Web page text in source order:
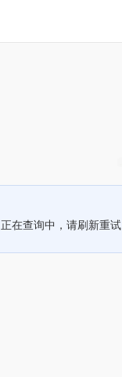
正在查询中，请刷新重试